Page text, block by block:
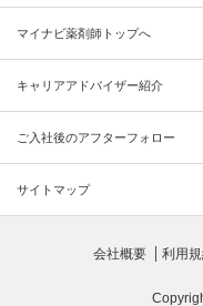
マイナビ薬剤師トップへ
キャリアアドバイザー紹介
ご入社後のアフターフォロー
サイトマップ
会社概要 利用